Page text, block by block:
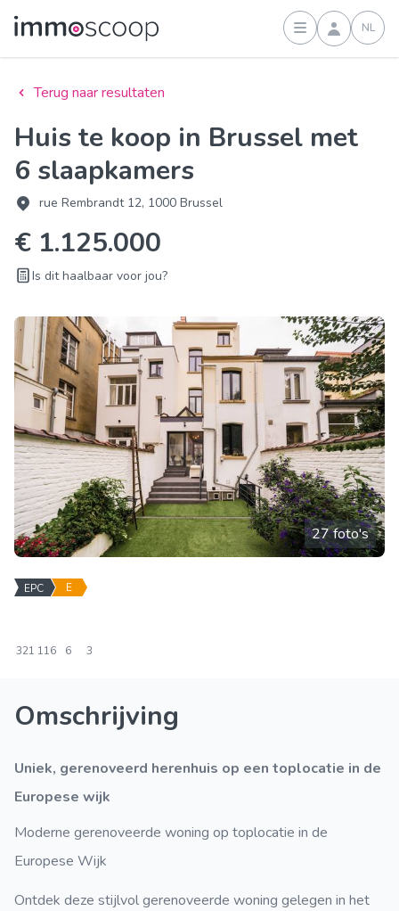
Inloggen
NL
Terug naar resultaten
Huis te koop in Brussel met
6 slaapkamers
rue Rembrandt 12, 1000 Brussel
€ 1.125.000
Is dit haalbaar voor jou?
27 foto's
EPC E
321 116 6 3
Omschrijving
Uniek, gerenoveerd herenhuis op een toplocatie in de
Europese wijk
Moderne gerenoveerde woning op toplocatie in de
Europese Wijk
Ontdek deze stijlvol gerenoveerde woning gelegen in het